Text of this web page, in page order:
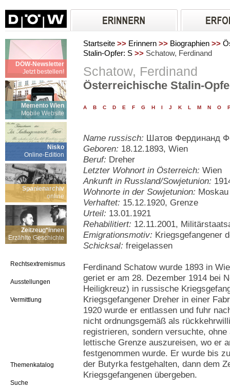
DÖW-Newsletter
Jetzt bestellen!
Memento Wien
Mobile Website
Nisko
Online-Edition
Spanienarchiv
online
Zeitzeug*innen
Erzählte Geschichte
Rechtsextremismus
Ausstellungen
Vermittlung
Themenkatalog
Suche
Startseite >> Erinnern >> Biographien >>
Stalin-Opfer: S >> Schatow, Ferdinand
Schatow, Ferdinand
Österreichische Stalin-
A B C D E F G H I J K L M N O
Name russisch: Шатов Фердинанд
Geboren: 18.12.1893, Wien
Beruf: Dreher
Letzter Wohnort in Österreich: Wien
Ankunft in Russland/Sowjetunion:
Wohnorte in der Sowjetunion: Moskau
Verhaftet: 15.12.1920, Grenze
Urteil: 13.01.1921
Rehabilitiert: 12.11.2001,
Emigrationsmotiv: Kriegsgefangener
Schicksal: freigelassen
Ferdinand Schatow wurde 1893 in
geriet er am 28. Dezember 1914 bei
Heiligkreuz) in russische
Kriegsgefangener Dreher in einer
1920 wurde er entlassen und fuhr
nicht ordnungsgemäß als
registrieren, sondern versuchte,
lettische Grenze auszureisen, wo er
festgenommen wurde. Er wurde bis
der Butyrka festgehalten, dann dem
Kriegsgefangenen übergeben.